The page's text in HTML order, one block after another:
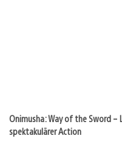
Onimusha: Way of the Sword –
spektakulärer Action